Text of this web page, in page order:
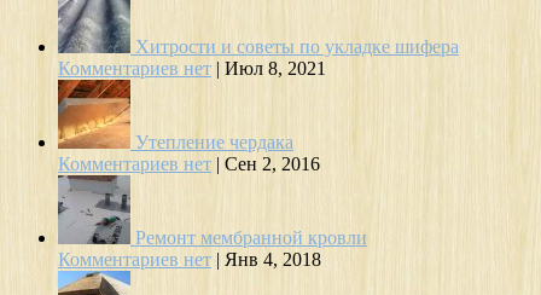
Хитрости и советы по укладке шифера
Комментариев нет | Июл 8, 2021
Утепление чердака
Комментариев нет | Сен 2, 2016
Ремонт мембранной кровли
Комментариев нет | Янв 4, 2018